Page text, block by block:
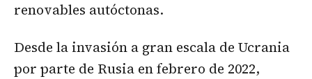
renovables autóctonas.
Desde la invasión a gran escala de Ucrania
por parte de Rusia en febrero de 2022,